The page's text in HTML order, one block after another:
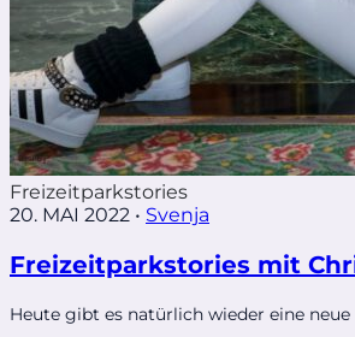
Freizeitparkstories
20. MAI 2022 • Svenja
Freizeitparkstories mit
Heute gibt es natürlich wieder eine